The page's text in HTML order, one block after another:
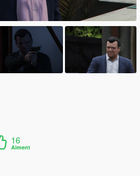
16
Aiment